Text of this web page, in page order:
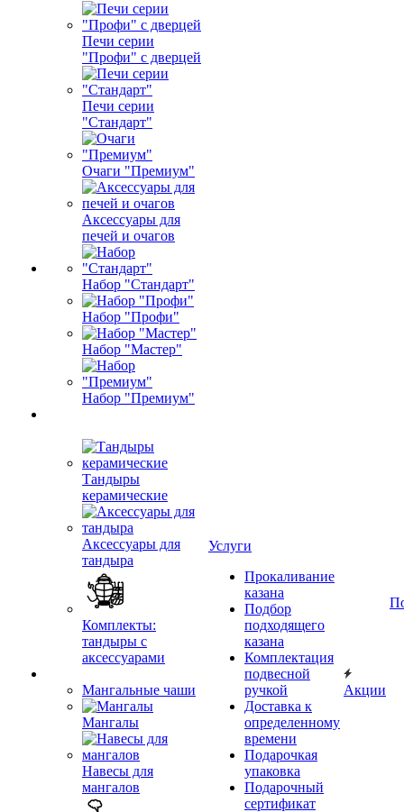
Печи серии
"Профи" с дверцей
Печи серии
"Стандарт"
Очаги "Премиум"
Аксессуары для
печей и очагов
Набор "Стандарт"
Набор "Профи"
Набор "Мастер"
Набор "Премиум"
Тандыры
керамические
Аксессуары для
тандыра
Комплекты:
тандыры с
аксессуарами
Мангальные чаши
Мангалы
Навесы для
мангалов
Услуги
Прокаливание
казана
Подбор
подходящего
казана
Комплектация
подвесной
ручкой
Доставка к
определенному
времени
Подарочкая
упаковка
Подарочный
сертификат
Акции